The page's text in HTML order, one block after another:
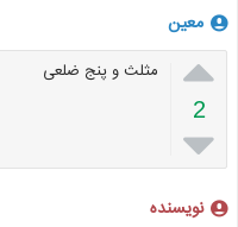
معین

2

مثلث و پنج ضلعی
نویسنده